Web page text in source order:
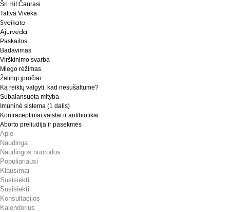
Šri Hit Čaurasi
Tattva Viveka
Sveikata
Ajurveda
Paskaitos
Badavimas
Virškinimo svarba
Miego rėžimas
Žalingi įpročiai
Ką reiktų valgyti, kad nesušaltume?
Subalansuota mityba
Imuninė sistema (1 dalis)
Kontraceptiniai vaistai ir antibiotikai
Aborto preliudija ir pasekmės
Apie
Naudinga
Naudingos nuorodos
Populiariausi
Klausimai
Susisiekti
Susisiekti
Konsultacijos
Kalendorius